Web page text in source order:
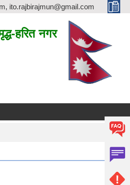
ito.rajbirajmun@gmail.com
हरित नगर